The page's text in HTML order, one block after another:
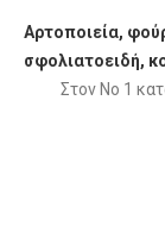
Αρτοποιεία,
σφολιατοειδή,
Στον Νο 1